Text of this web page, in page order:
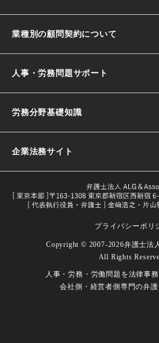
人事・労務・労働問題を法律事
会社側・経営者側専門の弁
業種別の顧問契約について
人事・労務問題サポート
労務分野基礎知識
採用基準の決め方｜5つのポイントや
試用期間とは｜解雇や期間の延長、
労働者とは｜定義や関連する法律な
目的や義務一
企業法務サイト
プライバシーポリ
Copyright © 2007-2026弁護士法
All Rights